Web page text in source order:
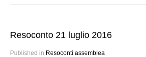
Resoconto 21 luglio 2016
Published in Resoconti assemblea